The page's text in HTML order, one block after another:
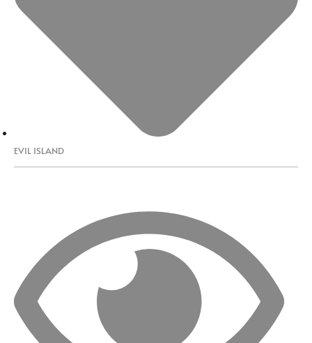
EVIL ISLAND